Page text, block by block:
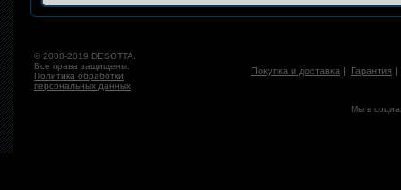
© 2008-2019 DESOTTA.
Все права защищены.
Политика обработки
персональных данных
Покупка и доставка | Гарантия
Мы в